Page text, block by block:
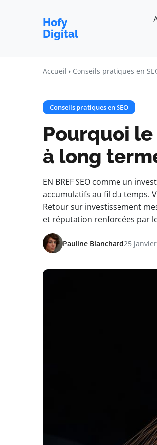
Hofy
Digital
Accueil Conseils pratiques en
Conseils pratiques en SEO
Pourquoi
à long
EN BREF SEO comme un
accumulatifs au fil du temps.
Retour sur investissement
et réputation renforcées par
Pauline Blanchard25